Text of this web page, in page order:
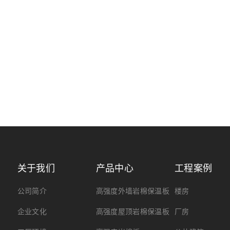
关于我们
公司简介
企业文化
产品中心
高强度外墙岩棉保温板
高强度屋顶岩棉保温板
工程案例
楼房
厂房